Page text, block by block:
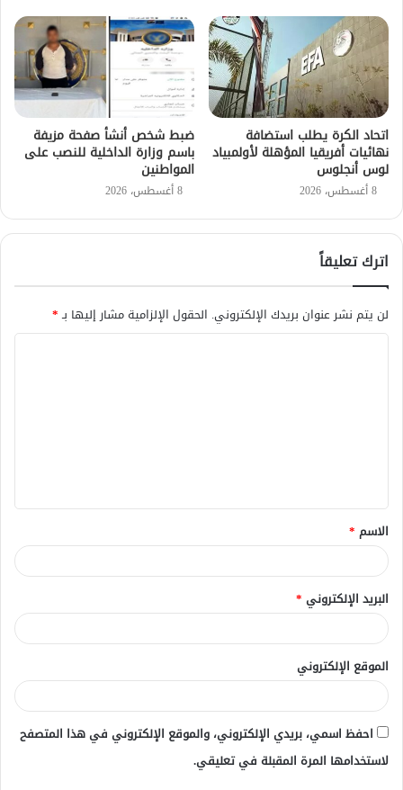
اتحاد الكرة يطلب استضافة
نهائيات أفريقيا المؤهلة لأولمبياد
لوس أنجلوس
8 أغسطس، 2026
ضبط شخص أنشأ صفحة مزيفة
باسم وزارة الداخلية للنصب على
المواطنين
8 أغسطس، 2026
اترك تعليقاً
لن يتم نشر عنوان بريدك الإلكتروني. الحقول الإلزامية مشار إليها بـ*
ق
*
الاسم *
البريد الإلكتروني *
الموقع الإلكتروني
احفظ اسمي، بريدي الإلكتروني، والموقع الإلكتروني في هذا المتصفح
لاستخدامها المرة المقبلة في تعليقي.